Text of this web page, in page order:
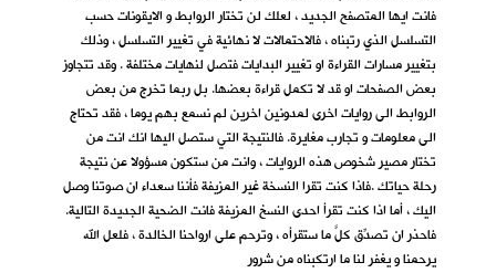
فانت ايها المتصفح الجديد ، لعلك لن تختار الروابط و الايقونات حسب
التسلسل الذي رتبناه ، فالاحتمالات لا نهائية في تغيير التسلسل ، وذلك
بتغيير مسارات القراءة او تغيير البدايات فتصل لنهايات مختلفة . وقد تتجاوز
بعض الصفحات او قد لا تكمل قراءة بعضها. بل ربما تخرج من بعض
الروابط الى روايات اخرى لمدونين اخرين لم نسمع بهم يوما ، فقد تحتاج
الى معلومات و تجارب مغايرة. فالنتيجة التي ستصل اليها انك انت من
تختار مصير شخوص هذه الروايات ، وانت من ستكون مسؤولا عن نتيجة
رحلة حياتك .فاذا كنت تقرا النسخة غير المزيفة فأننا سعداء ان صوتنا وصل
اليك ، أما اذا كنت تقرأ احدى النسخ المزيفة فانت الضحية الجديدة التالية.
فاحذر ان تصدِّق كلَّ ما ستقرأه ، وترحم على ارواحنا الخالدة ، فلعل الله
يرحمنا و يغفر لنا ما ارتكبناه من شرور